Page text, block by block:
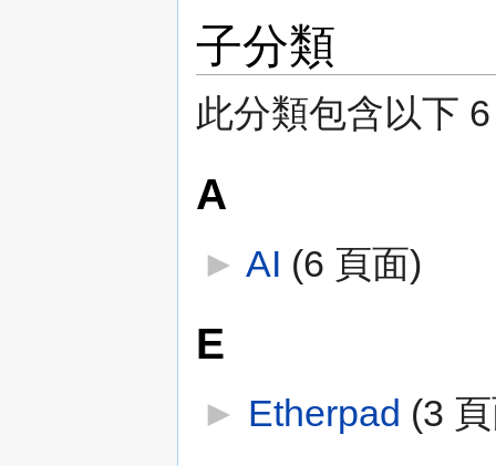
子分類
此分類包含以下
A
► AI (6 頁面)
E
► Etherpad (3